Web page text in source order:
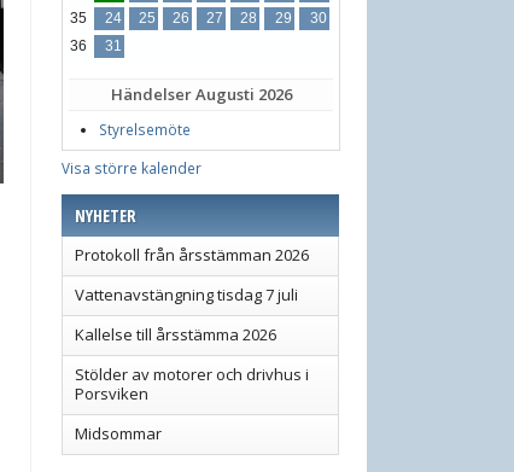
35
24 25 26 27 28 29
30
36
31
HändelserAugusti 2026
Styrelsemöte
Visa större kalender
NYHETER
Protokoll från årsstämman 2026
Vattenavstängning tisdag 7 juli
Kallelse till årsstämma 2026
Stölder av motorer och drivhus i
Porsviken
Midsommar